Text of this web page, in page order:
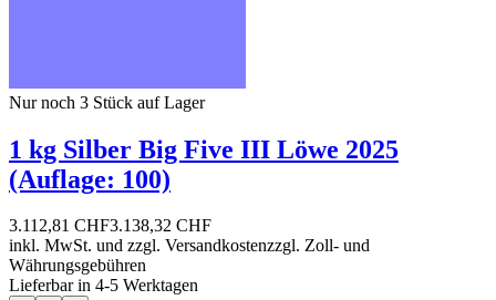
Nur noch 3 Stück auf Lager
1 kg Silber Big Five III Löwe 2025
(Auflage: 100)
3.112,81 CHF3.138,32 CHF
inkl. MwSt. und zzgl. Versandkostenzzgl. Zoll- und
Währungsgebühren
Lieferbar in 4-5 Werktagen